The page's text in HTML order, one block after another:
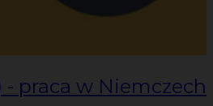
praca w Niemczech